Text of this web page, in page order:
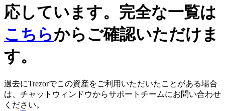
応しています。完全な一覧は
こちらからご確認いただけま
す。
過去にTrezorでこの資産をご利用いただいたことがある場合
は、チャットウィンドウからサポートチームにお問い合わせ
ください。